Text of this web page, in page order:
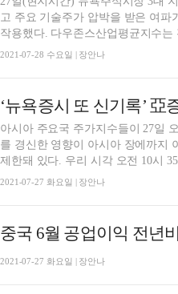
고 주요 기술주가 압박을 받은 여
작용했다. 다우존스산업평균
2021-07-28 수요일 | 장안나
‘뉴욕증시 또 신기록’ 亞
아시아 주요국 주가지수들이 27일
를 경신한 영향이 아시아 장에까지
제한돼 있다. 우리 시각 오
2021-07-27 화요일 | 장안나
중국 6월 공업이익 전년
2021-07-27 화요일 | 장안나